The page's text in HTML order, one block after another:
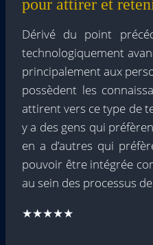
pour attirer et
Dérivé du point
technologiquement
principalement aux
possèdent les
attirent vers ce type de
y a des gens qui
en a d’autres qui
pouvoir être intégrée
au sein des processus
★★★★★